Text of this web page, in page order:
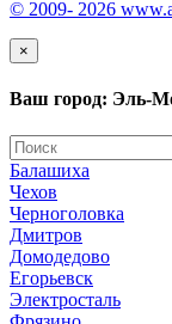
© 2009- 2026
×
Ваш город: Эль-
Балашиха
Чехов
Черноголовка
Дмитров
Домодедово
Егорьевск
Электросталь